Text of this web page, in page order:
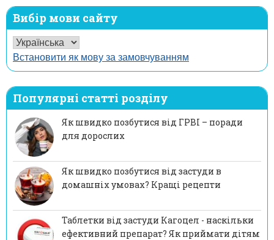
Вибір мови сайту
Встановити як мову за замовчуванням
Популярні статті розділу
Як швидко позбутися від ГРВІ – поради
для дорослих
Як швидко позбутися від застуди в
домашніх умовах? Кращі рецепти
Таблетки від застуди Кагоцел - наскільки
ефективний препарат? Як приймати дітям